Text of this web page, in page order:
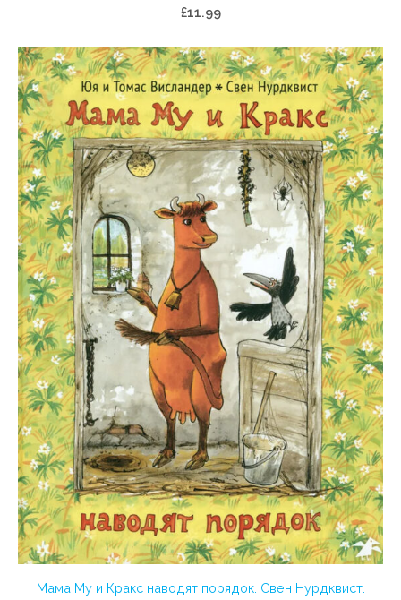
£11.99
Мама Му и Кракс наводят порядок. Свен Нурдквист.